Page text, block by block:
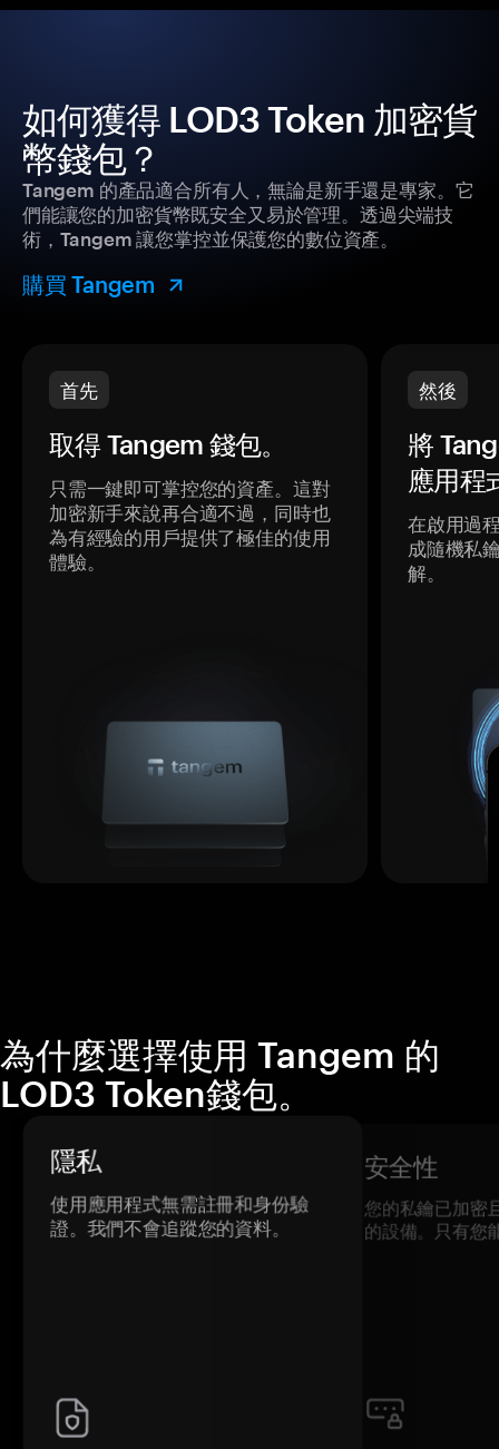
如何獲得 LOD3 Token 加密貨
幣錢包？
Tangem 的產品適合所有人，無論是新手還是專家。它
們能讓您的加密貨幣既安全又易於管理。透過尖端技
術，Tangem 讓您掌控並保護您的數位資產。
購買 Tangem
首先
取得 Tangem 錢包。
只需一鍵即可掌控您的資產。這對
加密新手來說再合適不過，同時也
為有經驗的用戶提供了極佳的使用
體驗。
然後
將
應用程
在啟用過
成隨機私
解。
為什麼選擇使用 Tangem 的
LOD3 Token錢包。
隱私
使用應用程式無需註冊和身份驗
證。我們不會追蹤您的資料。
安全性
您的私鑰已加密
的設備。只有您